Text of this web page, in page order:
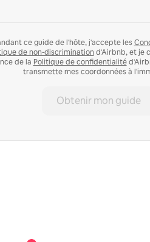
ce guide de l'hôte, j'accepte les
de non-discrimination d'Airbnb, et je
de la Politique de confidentialité
transmette mes coordonnées à
Obtenir mon guide